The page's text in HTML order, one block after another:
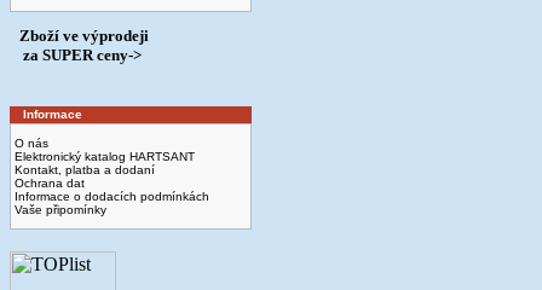
Zboží ve výprodeji
­ za SUPER ceny->
Informace
O nás
Elektronický katalog HARTSANT
Kontakt, platba a dodaní
Ochrana dat
Informace o dodacích podmínkách
Vaše připomínky